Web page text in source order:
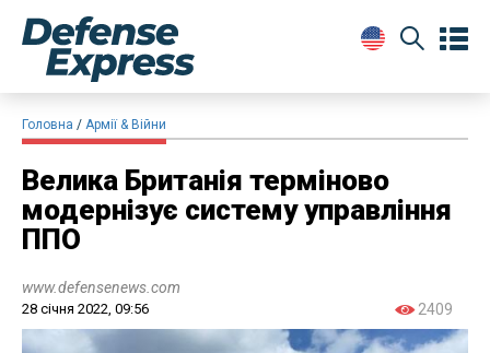
Головна Армії & Війни
Велика Британія терміново
модернізує систему управління
ППО
www.defensenews.com
28 січня 2022, 09:56 2409